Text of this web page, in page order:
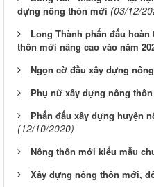
dựng nông thôn mới (03/12/
Long Thành phấn đấu
thôn mới nâng cao vào năm
Ngọn cờ đầu xây dựng
Phụ nữ xây dựng nông
Phấn đấu xây dựng huyện
(12/10/2020)
Nông thôn mới kiểu mẫu
Xây dựng nông thôn mới,